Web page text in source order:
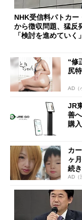
NHK受信料パトカー
から徴収問題、猛反
「検討を進めていく
“修
尻
AD（
JR
善
購
カ
ヶ
続
AD（